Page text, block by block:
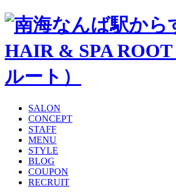
SALON
CONCEPT
STAFF
MENU
STYLE
BLOG
COUPON
RECRUIT